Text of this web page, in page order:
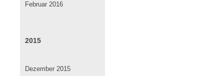
Februar 2016
2015
Dezember 2015